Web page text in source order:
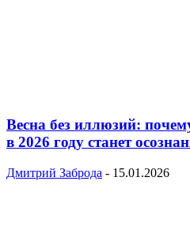
Весна без иллюзий:
в 2026 году станет
Дмитрий Заброда - 15.01.2026